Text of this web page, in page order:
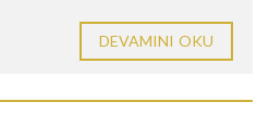
DEVAMINI OKU